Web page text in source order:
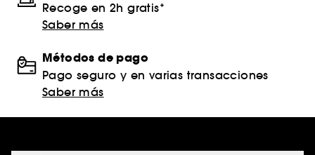
Recoge en 2h gratis*
Saber más
Métodos de pago
Pago seguro y en varias transacciones
Saber más